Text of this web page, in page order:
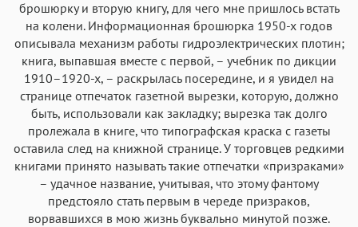
брошюрку и вторую книгу, для чего мне пришлось встать
на колени. Информационная брошюрка 1950-х годов
описывала механизм работы гидроэлектрических плотин;
книга, выпавшая вместе с первой, – учебник по дикции
1910–1920-х, – раскрылась посередине, и я увидел на
странице отпечаток газетной вырезки, которую, должно
быть, использовали как закладку; вырезка так долго
пролежала в книге, что типографская краска с газеты
оставила след на книжной странице. У торговцев редкими
книгами принято называть такие отпечатки «призраками»
– удачное название, учитывая, что этому фантому
предстояло стать первым в череде призраков,
ворвавшихся в мою жизнь буквально минутой позже.